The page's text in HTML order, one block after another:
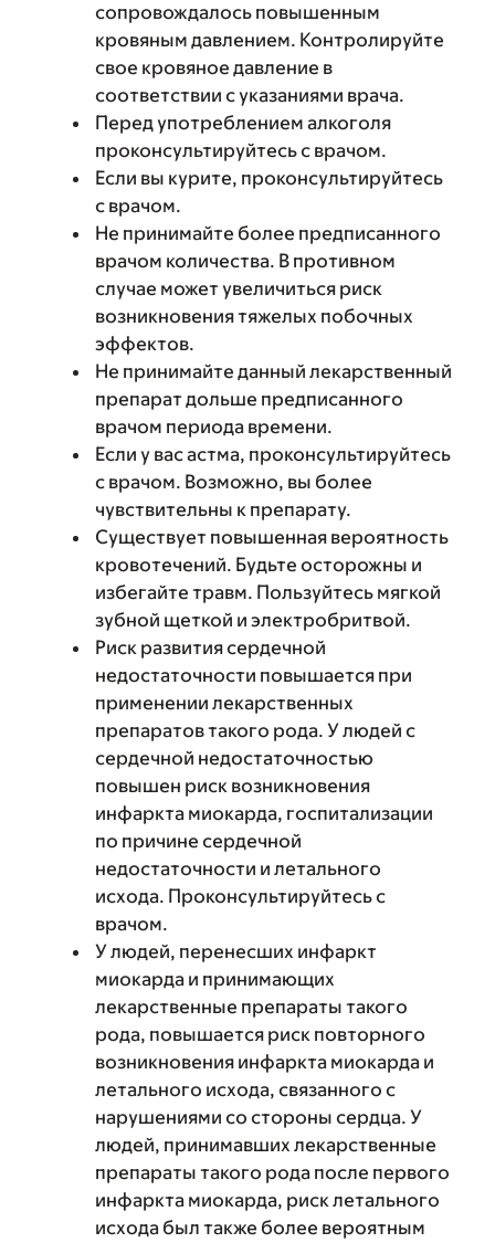
сопровождалось повышенным
кровяным давлением. Контролируйте
свое кровяное давление в
соответствии с указаниями врача.
Перед употреблением алкоголя
проконсультируйтесь с врачом.
Если вы курите, проконсультируйтесь
с врачом.
Не принимайте более предписанного
врачом количества. В противном
случае может увеличиться риск
возникновения тяжелых побочных
эффектов.
Не принимайте данный лекарственный
препарат дольше предписанного
врачом периода времени.
Если у вас астма, проконсультируйтесь
с врачом. Возможно, вы более
чувствительны к препарату.
Существует повышенная вероятность
кровотечений. Будьте осторожны и
избегайте травм. Пользуйтесь мягкой
зубной щеткой и электробритвой.
Риск развития сердечной
недостаточности повышается при
применении лекарственных
препаратов такого рода. У людей с
сердечной недостаточностью
повышен риск возникновения
инфаркта миокарда, госпитализации
по причине сердечной
недостаточности и летального
исхода. Проконсультируйтесь с
врачом.
У людей, перенесших инфаркт
миокарда и принимающих
лекарственные препараты такого
рода, повышается риск повторного
возникновения инфаркта миокарда и
летального исхода, связанного с
нарушениями со стороны сердца. У
людей, принимавших лекарственные
препараты такого рода после первого
инфаркта миокарда, риск летального
исхода был также более вероятным